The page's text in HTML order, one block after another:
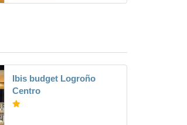
Ibis budget Logroño
Centro